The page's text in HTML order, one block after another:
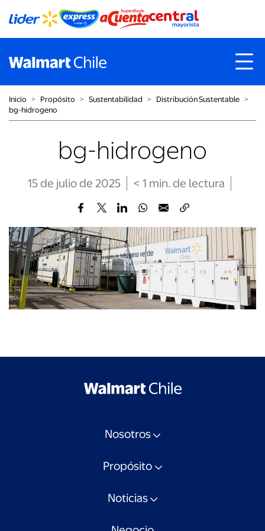
Inicio ˃ Propósito ˃ Sustentabilidad ˃ Distribución Sustentable ˃
bg-hidrogeno
bg-hidrogeno
15 de julio de 2025 < 1 min. de lectura
Nosotros
Propósito
Noticias